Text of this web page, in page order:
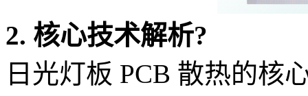
2. 核心技术解析?
日光灯板 PCB 散热的核